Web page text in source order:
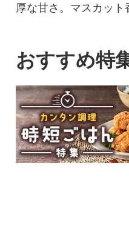
厚な甘さ。マスカット
トを中心にぶどうをた
作っている農家が自信
てお届けします。
おすすめ特